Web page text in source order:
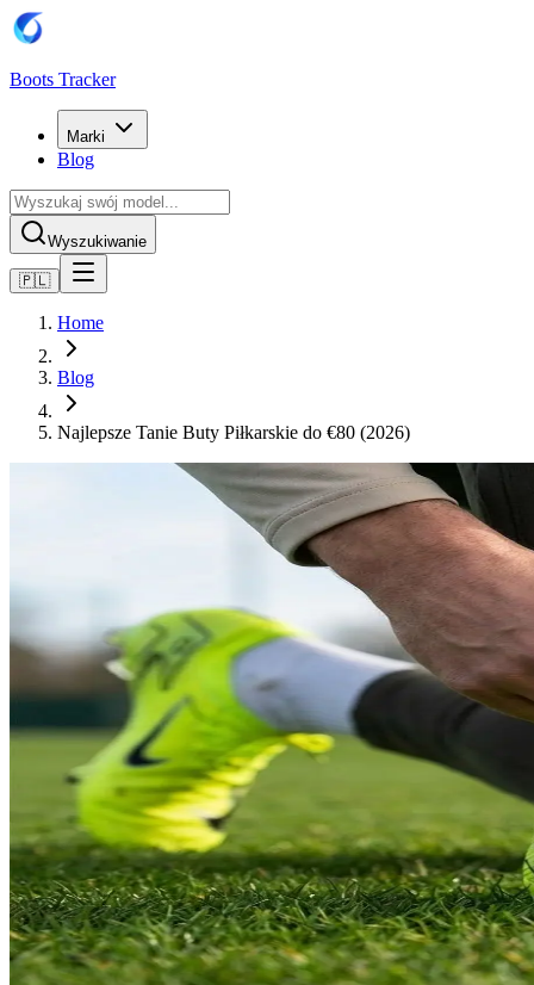
Boots Tracker
Marki
Blog
Wyszukiwanie
🇵🇱
Home
Blog
Najlepsze Tanie Buty Piłkarskie do €80 (2026)